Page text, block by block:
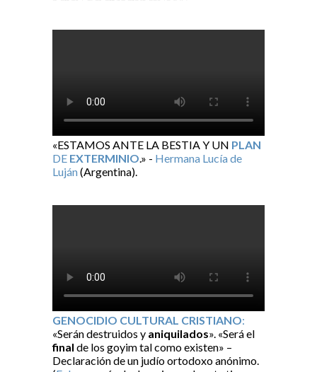
«ESTAMOS ANTE LA BESTIA Y UN PLAN
DE EXTERMINIO.» - Hermana Lucía de
Luján(Argentina).
GENOCIDIO CULTURAL CRISTIANO:
«Serán destruidos y aniquilados». «Será el
final de los goyim tal como existen» –
Declaración de un judío ortodoxo anónimo.